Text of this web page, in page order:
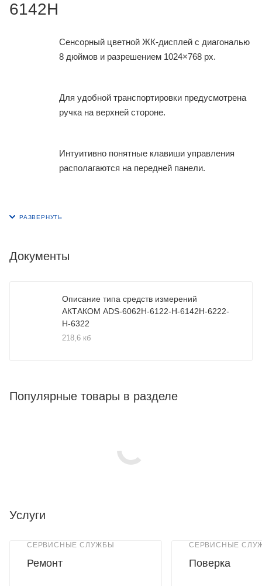
6142H
Сенсорный цветной ЖК-дисплей с диагональю
8 дюймов и разрешением 1024×768 px.
Для удобной транспортировки предусмотрена
ручка на верхней стороне.
Интуитивно понятные клавиши управления
располагаются на передней панели.
Документы
Описание типа средств измерений
АКТАКОМ ADS-6062H-6122-H-6142H-6222-
H-6322
218,6 кб
Популярные товары в разделе
Услуги
СЕРВИСНЫЕ СЛУЖБЫ
Ремонт
СЕРВИСНЫЕ
Поверка